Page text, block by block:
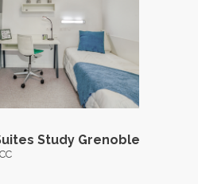
Study Grenoble
CC